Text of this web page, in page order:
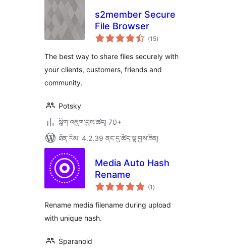
s2member Secure
File Browser
(15གདེང་
འཇོག་
ཚང་།
)
The best way to share files securely with
your clients, customers, friends and
community.
Potsky
སྒྲིག་འཇུག་བྱས་ཚད། 70+
ཐོན་རིམ་ 4.2.39 ནང་དུ་ཚོད་ལྟ་བྱས་ཟིན།
Media Auto Hash
Rename
(1 གདེང་
འཇོག་
ཚང་།
)
Rename media filename during upload
with unique hash.
Sparanoid